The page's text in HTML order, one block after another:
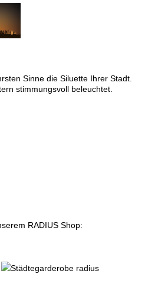
Sinne die Siluette Ihrer Stadt.
stimmungsvoll beleuchtet.
RADIUS Shop: